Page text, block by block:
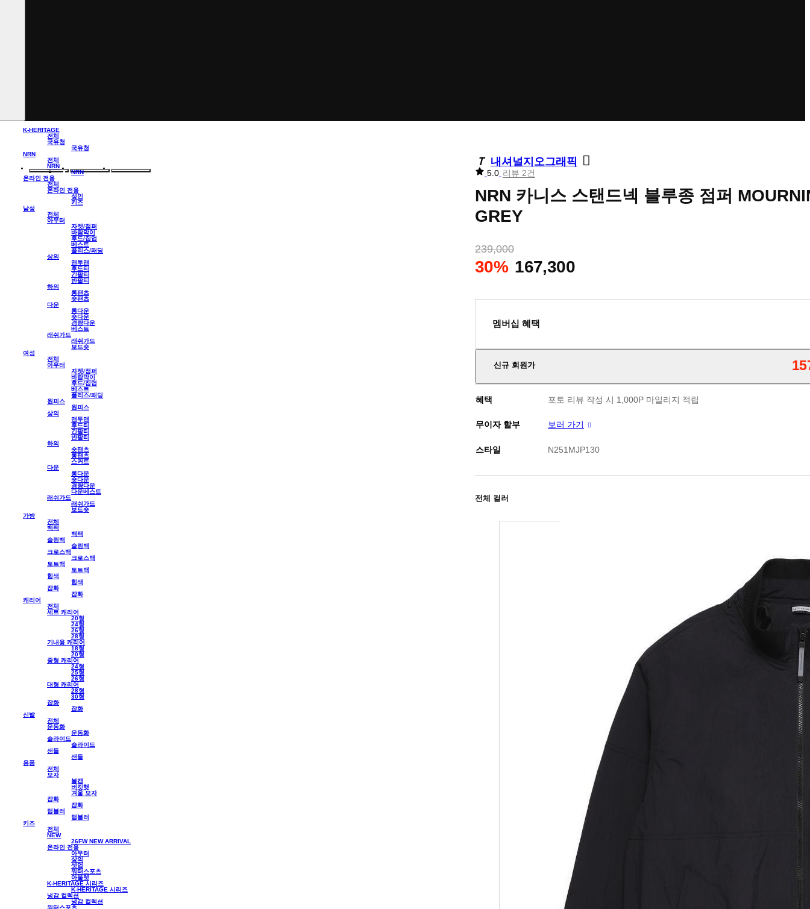
K-HERITAGE
전체
국유청
국유청
NRN
전체
NRN
NRN
온라인 전용
전체
온라인 전용
성인
키즈
남성
전체
아우터
자켓/점퍼
바람막이
후드/집업
베스트
플리스/패딩
상의
맨투맨
후드티
긴팔티
반팔티
하의
롱팬츠
숏팬츠
다운
롱다운
숏다운
경량다운
베스트
래쉬가드
래쉬가드
보드숏
여성
전체
아우터
자켓/점퍼
바람막이
후드/집업
베스트
플리스/패딩
원피스
원피스
상의
맨투맨
후드티
긴팔티
반팔티
하의
숏팬츠
롱팬츠
스커트
다운
롱다운
숏다운
경량다운
다운베스트
래쉬가드
래쉬가드
보드숏
가방
전체
백팩
백팩
슬링백
슬링백
크로스백
크로스백
토트백
토트백
힙색
힙색
잡화
잡화
캐리어
전체
세트 캐리어
20형
24형
26형
28형
기내용 캐리어
18형
20형
중형 캐리어
24형
25형
26형
대형 캐리어
28형
30형
잡화
잡화
신발
전체
운동화
운동화
슬라이드
슬라이드
샌들
샌들
용품
전체
모자
볼캡
버킷햇
겨울 모자
잡화
잡화
텀블러
텀블러
키즈
전체
NEW
26FW NEW ARRIVAL
온라인 전용
아우터
상의
셋업
워터스포츠
아울렛
K-HERITAGE 시리즈
K-HERITAGE 시리즈
냉감 컬렉션
냉감 컬렉션
워터스포츠
내셔널지오그래픽
리
별
점
5.0 리뷰 2건
NRN 카니스 스탠드넥 블루종 점퍼
GREY
239,000
30% 167,300
멤버십 혜택
신규 회원가
판매가
혜택 포토 리뷰 작성 시 1,000P 마일리지 적립
무이자 할부 보러 가기
스타일 N251MJP130
전체 컬러